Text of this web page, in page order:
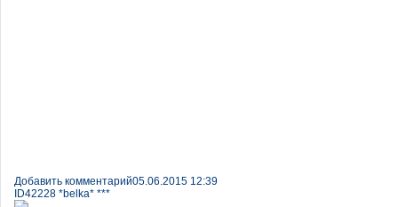
Добавить комментарий05.06.2015 12:39
ID42228 *belka* ***